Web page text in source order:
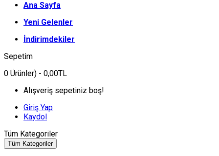
Ana Sayfa
Yeni Gelenler
İndirimdekiler
Sepetim
0 Ürünler) - 0,00TL
Alışveriş sepetiniz boş!
Giriş Yap
Kaydol
Tüm Kategoriler
Tüm Kategoriler